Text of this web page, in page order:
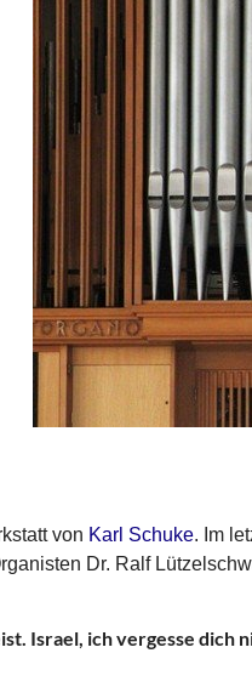
von Karl Schuke. Im
Dr. Ralf
Israel, ich vergesse dich